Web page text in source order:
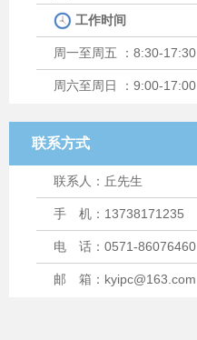
工作时间
周一至周五 ：8:30-17:30
周六至周日 ：9:00-17:00
联系方式
联系人：丘先生
手 机：13738171235
电 话：0571-86076460
邮 箱：kyipc@163.com